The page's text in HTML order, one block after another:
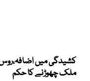
کشیدگی میں اضافہ،روس
ملک چھوڑنے کا حکم